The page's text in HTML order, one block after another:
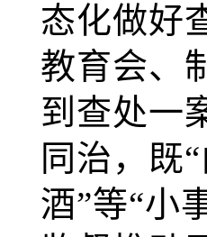
态化做好
教育会、
到查处一
同治，既
酒”等“小